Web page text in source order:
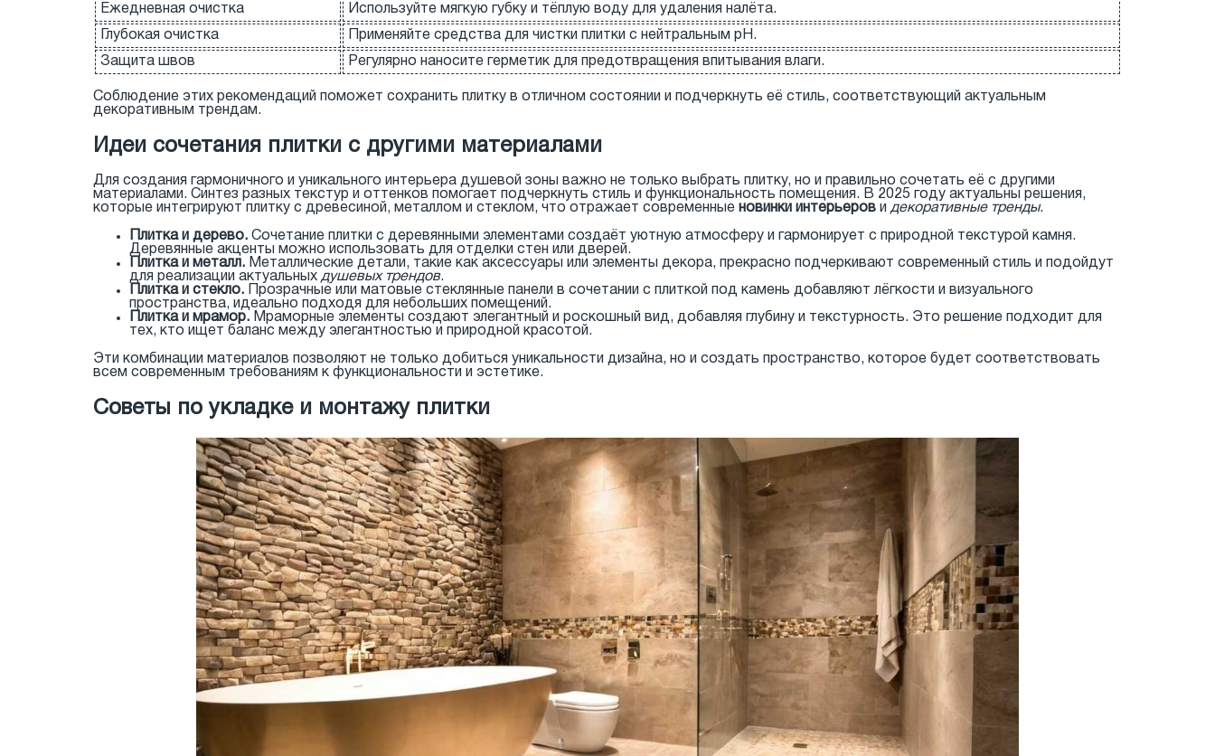
Ежедневная очистка
Используйте мягкую губку и тёплую воду для удаления налёта.
Глубокая очистка Применяйте средства для чистки плитки с нейтральным pH.
Защита швов Регулярно наносите герметик для предотвращения впитывания влаги.
Соблюдение этих рекомендаций поможет сохранить плитку в отличном состоянии и подчеркнуть её стиль, соответствующий актуальным
декоративным трендам.
Идеи сочетания плитки с другими материалами
Для создания гармоничного и уникального интерьера душевой зоны важно не только выбрать плитку, но и правильно сочетать её с другими
материалами. Синтез разных текстур и оттенков помогает подчеркнуть стиль и функциональность помещения. В 2025 году актуальны решения,
которые интегрируют плитку с древесиной, металлом и стеклом, что отражает современные новинки интерьеров и декоративные тренды.
Плитка и дерево. Сочетание плитки с деревянными элементами создаёт уютную атмосферу и гармонирует с природной текстурой камня.
Деревянные акценты можно использовать для отделки стен или дверей.
Плитка и металл. Металлические детали, такие как аксессуары или элементы декора, прекрасно подчеркивают современный стиль и подойдут
для реализации актуальных душевых трендов.
Плитка и стекло. Прозрачные или матовые стеклянные панели в сочетании с плиткой под камень добавляют лёгкости и визуального
пространства, идеально подходя для небольших помещений.
Плитка и мрамор. Мраморные элементы создают элегантный и роскошный вид, добавляя глубину и текстурность. Это решение подходит для
тех, кто ищет баланс между элегантностью и природной красотой.
Эти комбинации материалов позволяют не только добиться уникальности дизайна, но и создать пространство, которое будет соответствовать
всем современным требованиям к функциональности и эстетике.
Советы по укладке и монтажу плитки